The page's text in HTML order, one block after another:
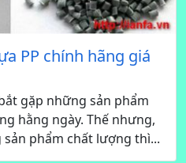
PP chính hãng giá
gặp những sản phẩm
hằng ngày. Thế nhưng,
phẩm chất lượng thì...